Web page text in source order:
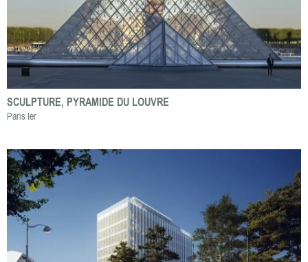
SCULPTURE, PYRAMIDE DU LOUVRE
Paris Ier